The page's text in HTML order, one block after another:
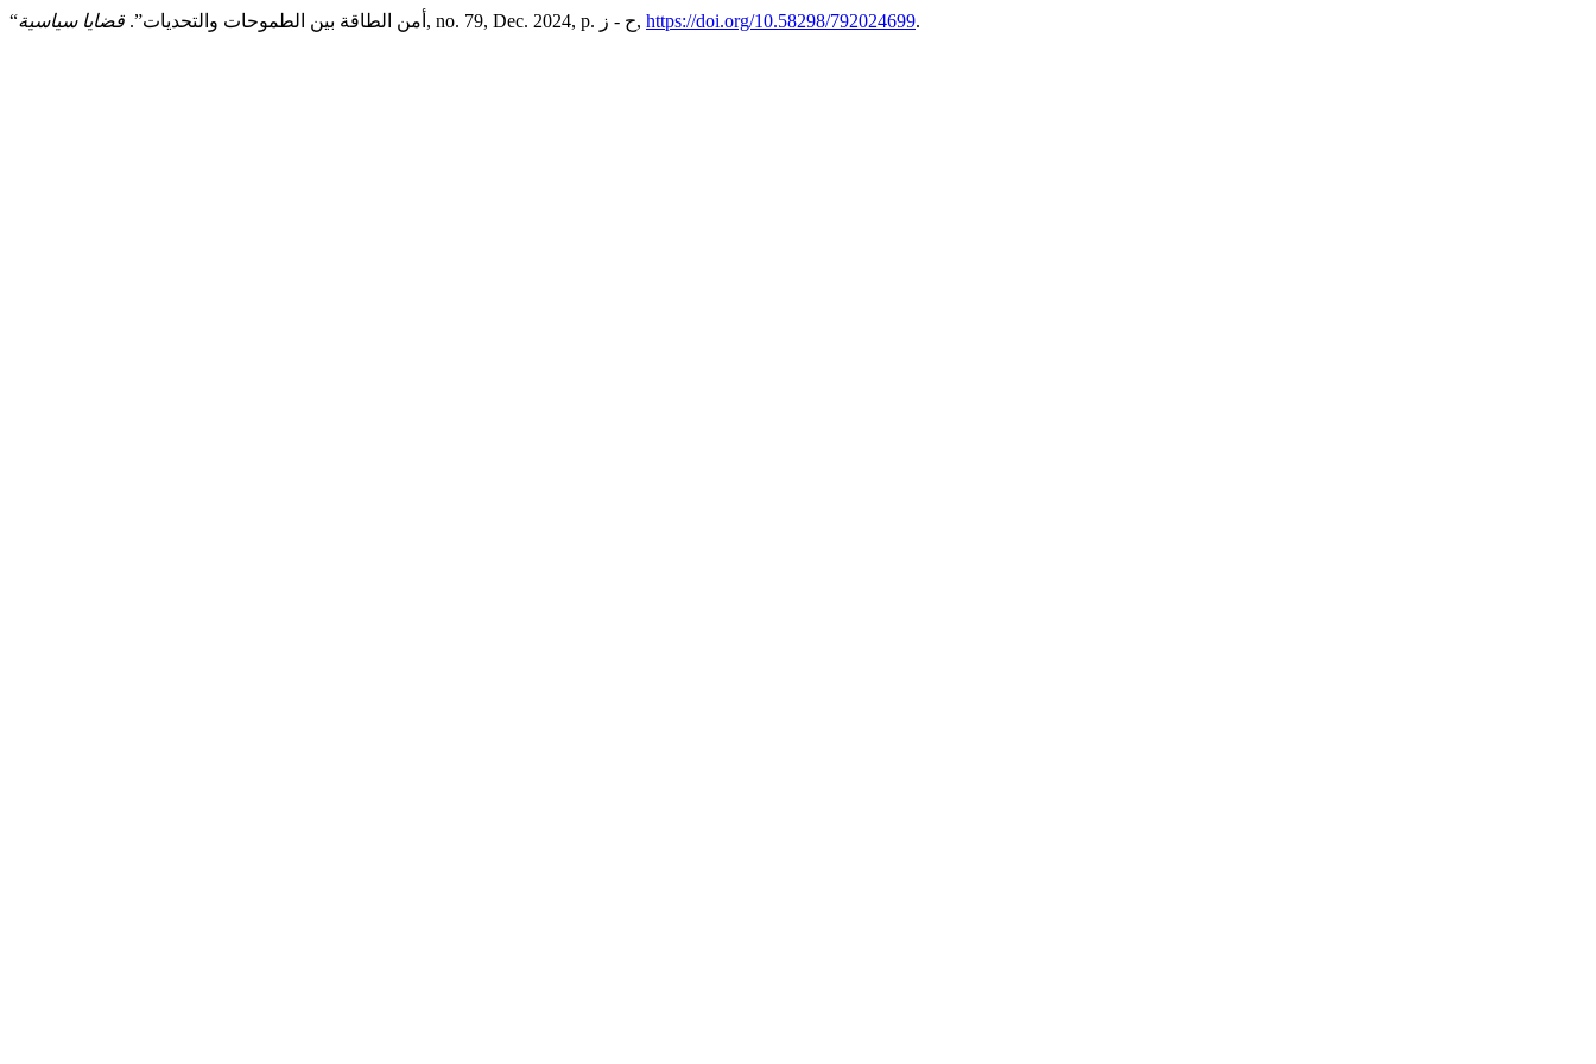
“أمن الطاقة بين الطموحات والتحديات”. قضايا سياسية , no. 79, Dec. 2024, p. ح - ز, https://doi.org/10.58298/792024699.